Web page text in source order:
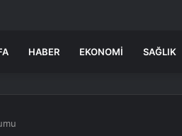
HABER EKONOMI SAĞLIK